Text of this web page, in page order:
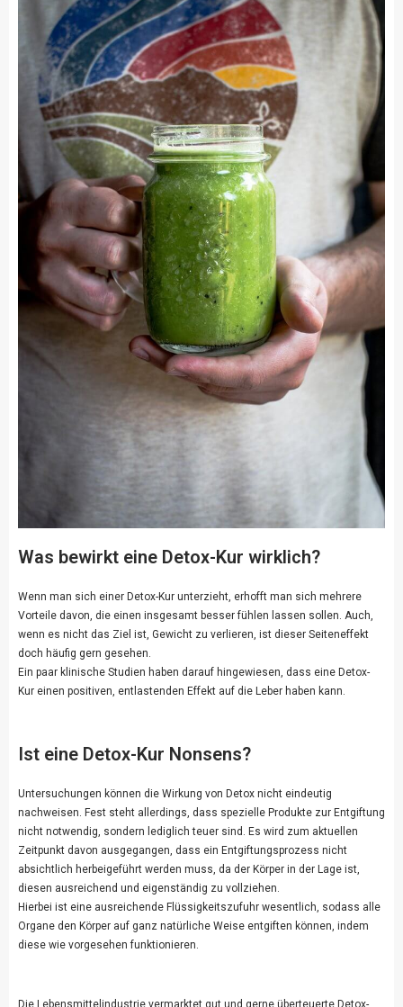
Was bewirkt eine Detox-Kur wirklich?
Wenn man sich einer Detox-Kur unterzieht, erhofft man sich mehrere
Vorteile davon, die einen insgesamt besser fühlen lassen sollen. Auch,
wenn es nicht das Ziel ist, Gewicht zu verlieren, ist dieser Seiteneffekt
doch häufig gern gesehen.
Ein paar klinische Studien haben darauf hingewiesen, dass eine Detox-
Kur einen positiven, entlastenden Effekt auf die Leber haben kann.
Ist eine Detox-Kur Nonsens?
Untersuchungen können die Wirkung von Detox nicht eindeutig
nachweisen. Fest steht allerdings, dass spezielle Produkte zur Entgiftung
nicht notwendig, sondern lediglich teuer sind. Es wird zum aktuellen
Zeitpunkt davon ausgegangen, dass ein Entgiftungsprozess nicht
absichtlich herbeigeführt werden muss, da der Körper in der Lage ist,
diesen ausreichend und eigenständig zu vollziehen.
Hierbei ist eine ausreichende Flüssigkeitszufuhr wesentlich, sodass alle
Organe den Körper auf ganz natürliche Weise entgiften können, indem
diese wie vorgesehen funktionieren.
Die Lebensmittelindustrie vermarktet gut und gerne überteuerte Detox-